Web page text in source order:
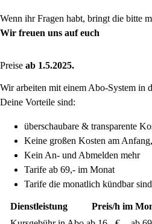
Wenn ihr Fragen habt, bringt die bitte
Wir freuen uns auf euch
Preise ab 1.5.2025.
Wir arbeiten mit einem Abo-System in
Deine Vorteile sind:
überschaubare & transparente
Keine großen Kosten am
Kein An- und Abmelden mehr
Tarife ab 69,- im Monat
Tarife die monatlich kündbar sind
Dienstleistung Preis/h im